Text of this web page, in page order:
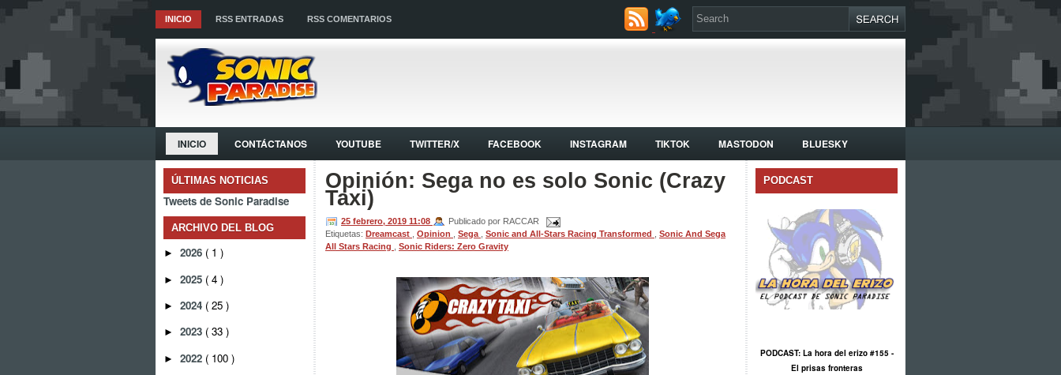
INICIO RSS ENTRADAS RSS COMENTARIOS
INICIO CONTÁCTANOS YOUTUBE TWITTER/X FACEBOOK INSTAGRAM TIKTOK MASTODON BLUESKY
ÚLTIMAS NOTICIAS
Tweets de Sonic Paradise
ARCHIVO DEL BLOG
► 2026 ( 1 )
► 2025 ( 4 )
► 2024 ( 25 )
► 2023 ( 33 )
► 2022 ( 100 )
Opinión: Sega no es solo Sonic (Crazy
Taxi)
25 febrero, 2019 11:08
Publicado por RACCAR
Etiquetas: Dreamcast Opinion Sega Sonic and All-Stars Racing Transformed
Sonic And Sega
All Stars Racing
Sonic Riders: Zero Gravity
PODCAST
PODCAST: La hora del erizo #155 -
El prisas fronteras